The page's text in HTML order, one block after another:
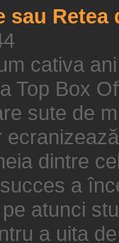
sau Retea
cativa
Top Box
sute de
dintre
a
atunci
a uita